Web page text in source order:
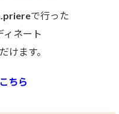
で行った
ネート
けます。
ちら